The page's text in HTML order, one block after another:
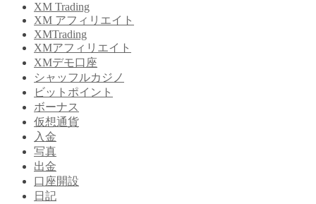
XM Trading
XM アフィリエイト
XMTrading
XMアフィリエイト
XMデモ口座
シャッフルカジノ
ビットポイント
ボーナス
仮想通貨
入金
写真
出金
口座開設
日記